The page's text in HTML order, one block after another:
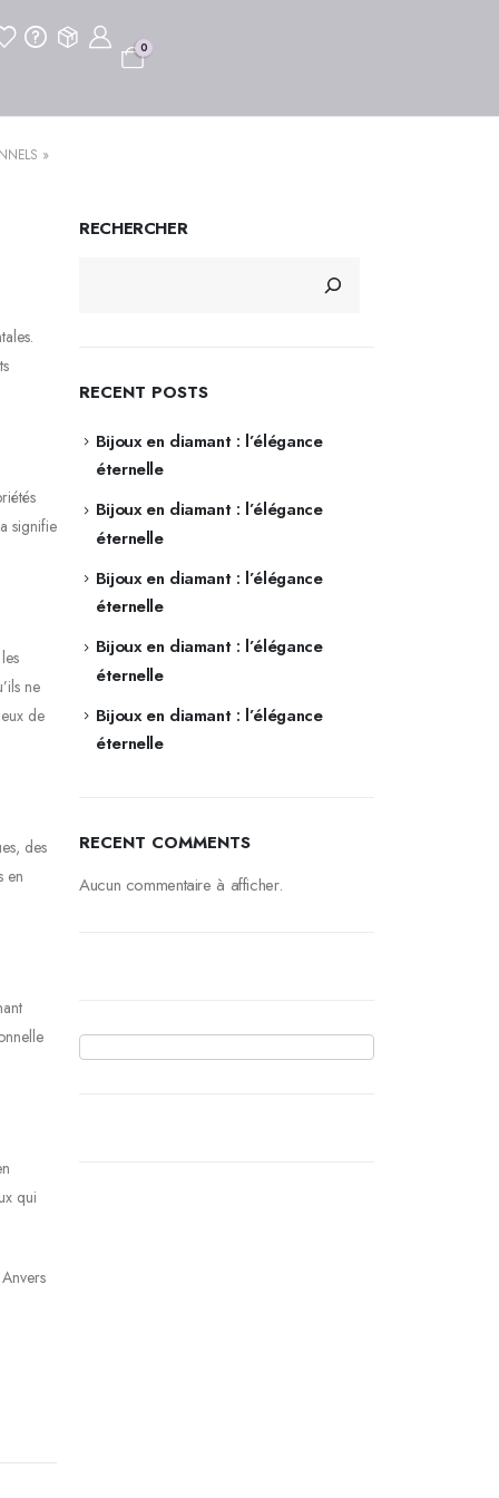
0
»
signifie
ne
de
des
en
qui
RECHERCHER
RECENT POSTS
Bijoux en diamant : l’élégance
éternelle
Bijoux en diamant : l’élégance
éternelle
Bijoux en diamant : l’élégance
éternelle
Bijoux en diamant : l’élégance
éternelle
Bijoux en diamant : l’élégance
éternelle
RECENT COMMENTS
Aucun commentaire à afficher.